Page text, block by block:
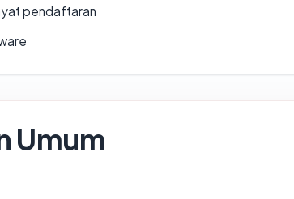
pendaftaran
Umum